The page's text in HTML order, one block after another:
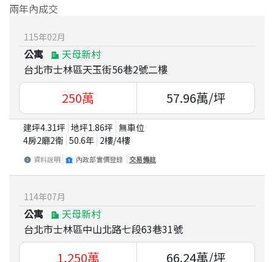
兩年內成交
115年02月
公寓
天母新村
台北市士林區天玉街56巷2號二樓
250萬 57.96萬/坪
建坪4.31坪 地坪1.86坪 無車位
4房2廳2衛 50.6年 2樓/4樓
資料說明 內政部實價登錄 交易備註
114年07月
公寓
天母新村
台北市士林區中山北路七段63巷31號
1,250萬 66.24萬/坪